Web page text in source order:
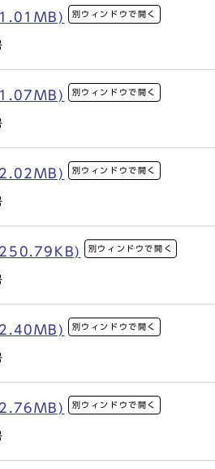
別ウィンドウで開く
別ウィンドウで開く
別ウィンドウで開く
別ウィンドウで開く
別ウィンドウで開く
別ウィンドウで開く